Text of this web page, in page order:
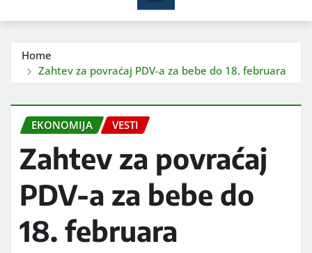
Home
Zahtev za povraćaj PDV-a za bebe do 18. februara
EKONOMIJA VESTI
Zahtev za povraćaj
PDV-a za bebe do
18. februara